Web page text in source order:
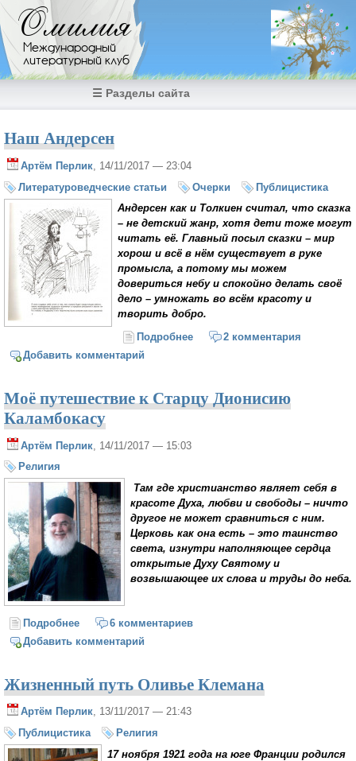
Перейти к основному содержанию
Омилия
Международный
литературный клуб
☰ Разделы сайта
Наш Андерсен
Артём Перлик , 14/11/2017 — 23:04
Литературоведческие статьи
Очерки
Публицистика
Андерсен как и Толкиен считал, что сказка
– не детский жанр, хотя дети тоже могут
читать её. Главный посыл сказки – мир
хорош и всё в нём существует в руке
промысла, а потому мы можем
довериться небу и спокойно делать своё
дело – умножать во всём красоту и
творить добро.
Подробнее о Наш Андерсен
2 комментария
Добавить комментарий
Моё путешествие к Старцу Дионисию
Каламбокасу
Артём Перлик , 14/11/2017 — 15:03
Религия
Там где христианство являет себя в
красоте Духа, любви и свободы – ничто
другое не может сравниться с ним.
Церковь как она есть – это таинство
света, изнутри наполняющее сердца
открытые Духу Святому и
возвышающее их слова и труды до неба.
Подробнее о Моё путешествие к Старцу Дионисию Каламбокасу
6 комментариев
Добавить комментарий
Жизненный путь Оливье Клемана
Артём Перлик, 13/11/2017 — 21:43
Публицистика
Религия
17 ноября 1921 года на юге Франции родился